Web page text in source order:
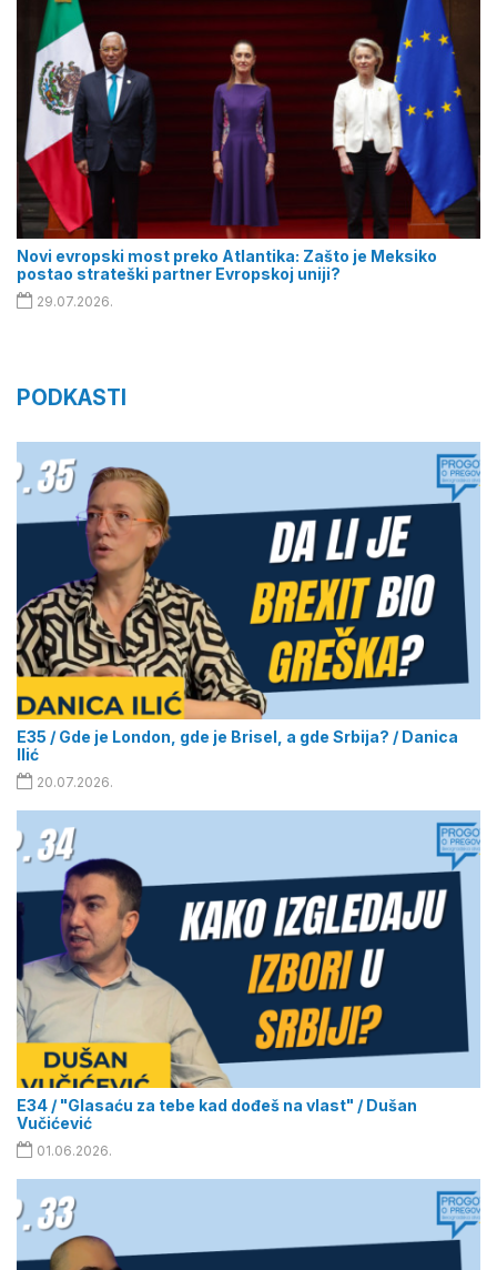
Novi evropski most preko Atlantika: Zašto je Meksiko
postao strateški partner Evropskoj uniji?
29.07.2026.
PODKASTI
E35 / Gde je London, gde je Brisel, a gde Srbija? / Danica
Ilić
20.07.2026.
E34 / "Glasaću za tebe kad dođeš na vlast" / Dušan
Vučićević
01.06.2026.